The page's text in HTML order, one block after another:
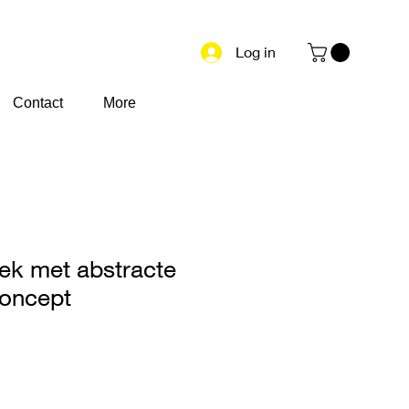
Log in
Contact More
met abstracte